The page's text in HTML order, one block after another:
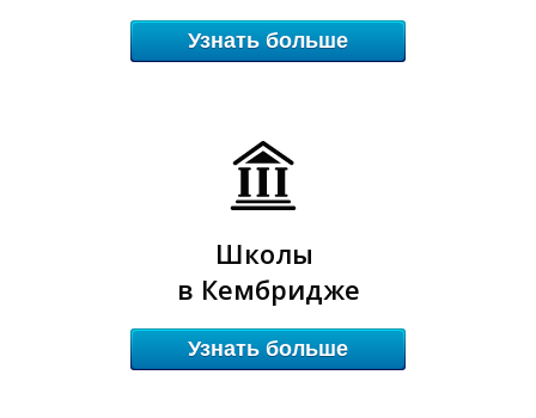
Узнать больше
Школы
в Кембридже
Узнать больше